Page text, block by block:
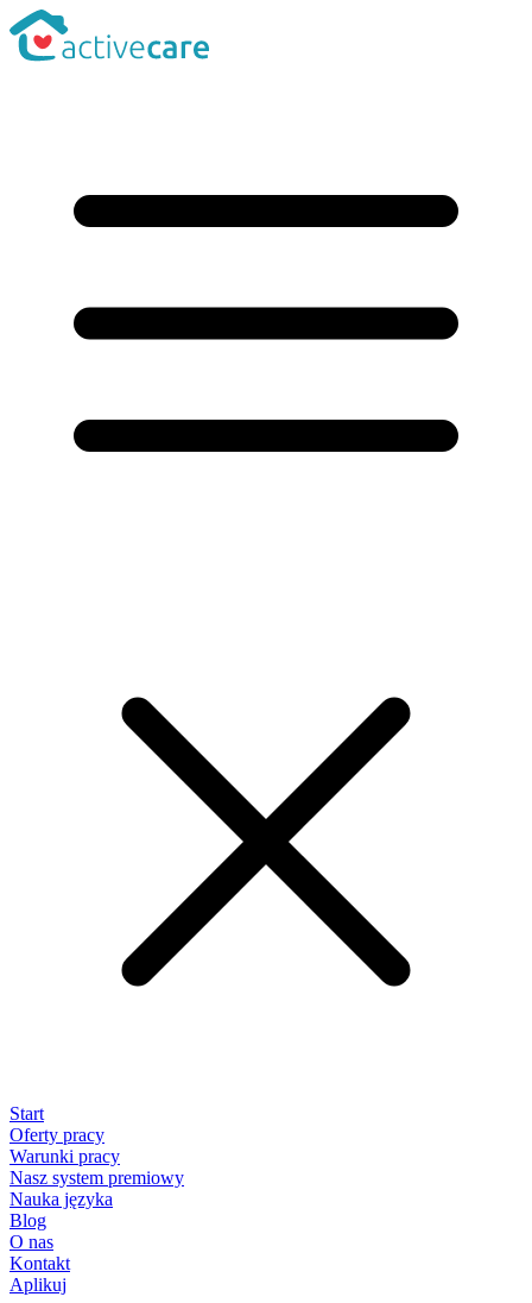
Start
Oferty pracy
Warunki pracy
Nasz system premiowy
Nauka języka
Blog
O nas
Kontakt
Aplikuj